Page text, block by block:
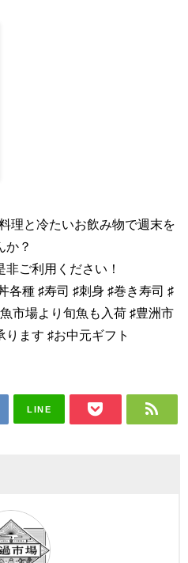
理と冷たいお飲み物で週末を
か？
ご利用ください！
各種 ♯寿司 ♯刺身 ♯巻き寿司 ♯
市場より旬魚も入荷 ♯豊洲市
ます ♯お中元ギフト
LINE